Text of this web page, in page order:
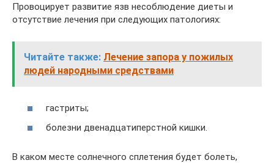
Провоцирует развитие язв несоблюдение диеты и
отсутствие лечения при следующих патологиях:
Читайте также: Лечение запора у пожилых
людей народными средствами
гастриты;
болезни двенадцатиперстной кишки.
В каком месте солнечного сплетения будет болеть,